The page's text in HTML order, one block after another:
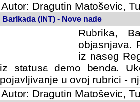
Autor: Dragutin Matoševic,
Barikada (INT) - Nove nade
Rubrika,
objasnjava.
iz naseg
iz statusa demo benda.
pojavljivanje u ovoj rubrici -
Autor: Dragutin Matoševic,